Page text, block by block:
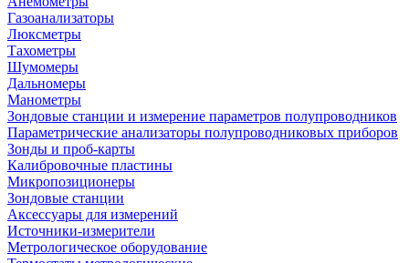
Газоанализаторы
Люксметры
Тахометры
Шумомеры
Дальномеры
Манометры
Зондовые станции и измерение параметров полупроводников
Параметрические анализаторы полупроводниковых приборов
Зонды и проб-карты
Калибровочные пластины
Микропозиционеры
Зондовые станции
Аксессуары для измерений
Источники-измерители
Метрологическое оборудование